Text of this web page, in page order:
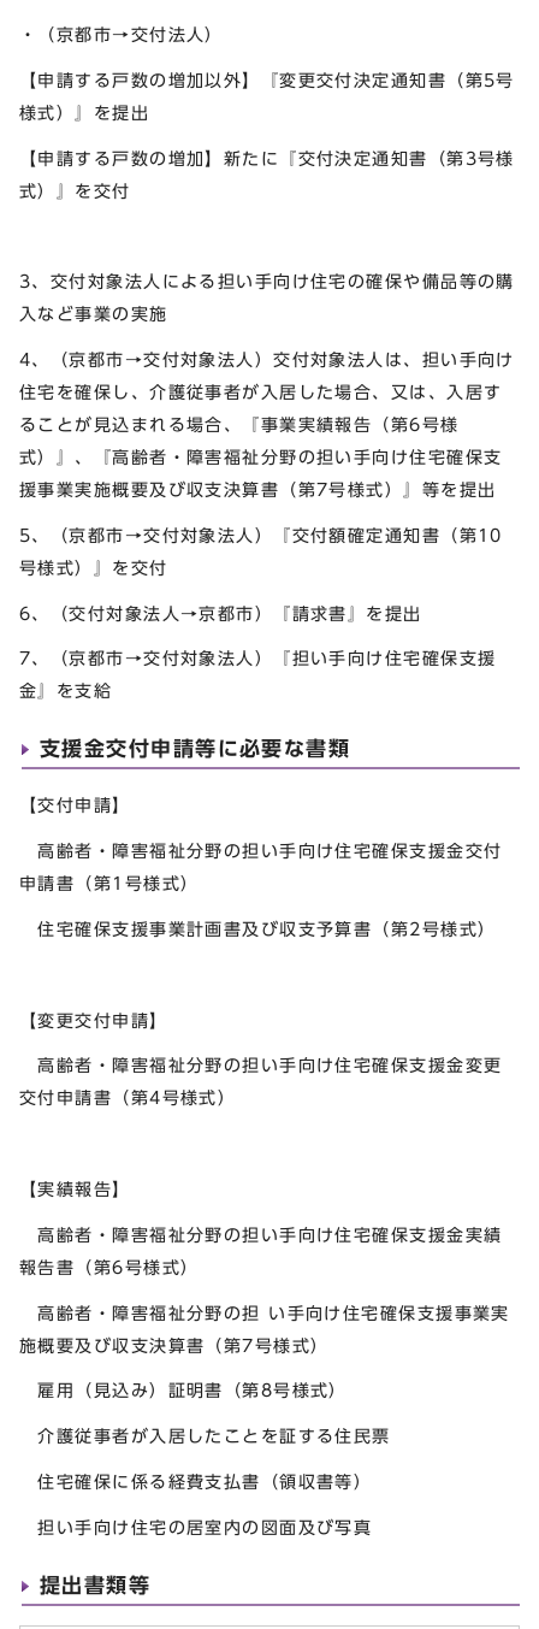
・（京都市→交付法人）
【申請する戸数の増加以外】『変更交付決定通知書（第5号
様式）』を提出
【申請する戸数の増加】新たに『交付決定通知書（第3号様
式）』を交付
3、交付対象法人による担い手向け住宅の確保や備品等の購
入など事業の実施
4、（京都市→交付対象法人）交付対象法人は、担い手向け
住宅を確保し、介護従事者が入居した場合、又は、入居す
ることが見込まれる場合、『事業実績報告（第6号様
式）』、『高齢者・障害福祉分野の担い手向け住宅確保支
援事業実施概要及び収支決算書（第7号様式）』等を提出
5、（京都市→交付対象法人）『交付額確定通知書（第10
号様式）』を交付
6、（交付対象法人→京都市）『請求書』を提出
7、（京都市→交付対象法人）『担い手向け住宅確保支援
金』を支給
支援金交付申請等に必要な書類
【交付申請】
高齢者・障害福祉分野の担い手向け住宅確保支援金交付
申請書（第1号様式）
住宅確保支援事業計画書及び収支予算書（第2号様式）
【変更交付申請】
高齢者・障害福祉分野の担い手向け住宅確保支援金変更
交付申請書（第4号様式）
【実績報告】
高齢者・障害福祉分野の担い手向け住宅確保支援金実績
報告書（第6号様式）
高齢者・障害福祉分野の担 い手向け住宅確保支援事業実
施概要及び収支決算書（第7号様式）
雇用（見込み）証明書（第8号様式）
介護従事者が入居したことを証する住民票
住宅確保に係る経費支払書（領収書等）
担い手向け住宅の居室内の図面及び写真
提出書類等